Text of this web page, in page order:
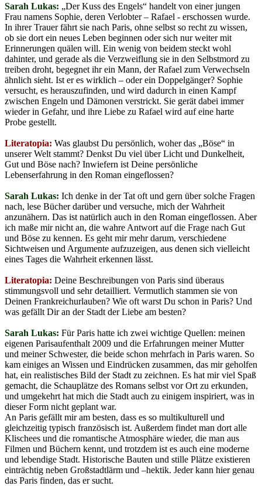
Sarah Lukas: „Der Kuss des Engels“ handelt von einer jungen
Frau namens Sophie, deren Verlobter – Rafael - erschossen wurde.
In ihrer Trauer fährt sie nach Paris, ohne selbst so recht zu wissen,
ob sie dort ein neues Leben beginnen oder sich nur weiter mit
Erinnerungen quälen will. Ein wenig von beidem steckt wohl
dahinter, und gerade als die Verzweiflung sie in den Selbstmord zu
treiben droht, begegnet ihr ein Mann, der Rafael zum Verwechseln
ähnlich sieht. Ist er es wirklich – oder ein Doppelgänger? Sophie
versucht, es herauszufinden, und wird dadurch in einen Kampf
zwischen Engeln und Dämonen verstrickt. Sie gerät dabei immer
wieder in Gefahr, und ihre Liebe zu Rafael wird auf eine harte
Probe gestellt.
Literatopia: Was glaubst Du persönlich, woher das „Böse“ in
unserer Welt stammt? Denkst Du viel über Licht und Dunkelheit,
Gut und Böse nach? Inwiefern ist Deine persönliche
Lebenserfahrung in den Roman eingeflossen?
Sarah Lukas: Ich denke in der Tat oft und gern über solche Fragen
nach, lese Bücher darüber und versuche, mich der Wahrheit
anzunähern. Das ist natürlich auch in den Roman eingeflossen. Aber
ich maße mir nicht an, die wahre Antwort auf die Frage nach Gut
und Böse zu kennen. Es geht mir mehr darum, verschiedene
Sichtweisen und Argumente aufzuzeigen, aus denen sich vielleicht
eines Tages die Wahrheit erkennen lässt.
Literatopia: Deine Beschreibungen von Paris sind überaus
stimmungsvoll und sehr detailliert. Vermutlich stammen sie von
Deinen Frankreichurlauben? Wie oft warst Du schon in Paris? Und
was gefällt Dir an der Stadt der Liebe am besten?
Sarah Lukas: Für Paris hatte ich zwei wichtige Quellen: meinen
eigenen Parisaufenthalt 2009 und die Erfahrungen meiner Mutter
und meiner Schwester, die beide schon mehrfach in Paris waren. So
kam einiges an Wissen und Eindrücken zusammen, das mir geholfen
hat, ein realistisches Bild der Stadt zu zeichnen. Es hat mir viel Spaß
gemacht, die Schauplätze des Romans selbst vor Ort zu erkunden,
und umgekehrt hat mich die Stadt auch zu einigem inspiriert, was in
dieser Form nicht geplant war.
An Paris gefällt mir am besten, dass es so multikulturell und
gleichzeitig typisch französisch ist. Außerdem findet man dort alle
Klischees und die romantische Atmosphäre wieder, die man aus
Filmen und Büchern kennt, und trotzdem ist es auch eine moderne
und lebendige Stadt. Historische Bauten und stille Plätze existieren
einträchtig neben Großstadtlärm und –hektik. Jeder kann hier genau
das Paris finden, das er sucht.